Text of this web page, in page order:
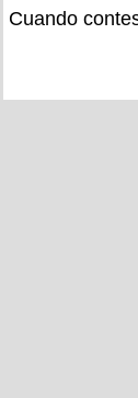
Cuando